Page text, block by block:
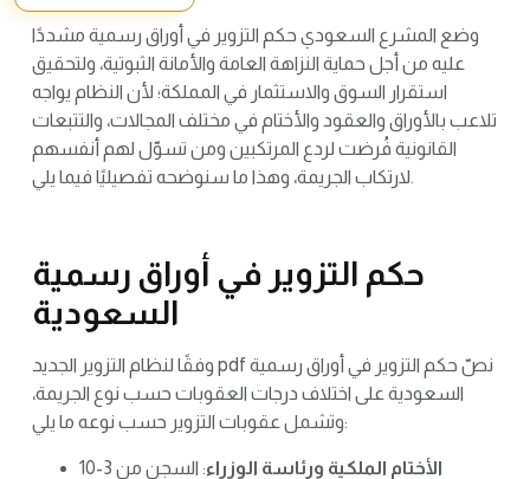
وضع المشرع السعودي حكم التزوير في أوراق رسمية مشددًا
عليه من أجل حماية النزاهة العامة والأمانة الثبوتية، ولتحقيق
استقرار السوق والاستثمار في المملكة؛ لأن النظام يواجه
تلاعب بالأوراق والعقود والأختام في مختلف المجالات، والتتبعات
القانونية فُرضت لردع المرتكبين ومن تسوّل لهم أنفسهم
لارتكاب الجريمة، وهذا ما سنوضحه تفصيليًا فيما يلي.
حكم التزوير في أوراق رسمية
السعودية
وفقًا لنظام التزوير الجديد pdf نصّ حكم التزوير في أوراق رسمية
السعودية على اختلاف درجات العقوبات حسب نوع الجريمة،
وتشمل عقوبات التزوير حسب نوعه ما يلي:
الأختام الملكية ورئاسة الوزراء
: السجن من 3-10